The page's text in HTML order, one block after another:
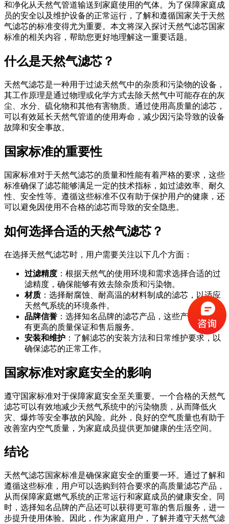
和净化从天然气管道输送到家庭使用的气体。为了保障家庭成
员的安全以及维护设备的正常运行，了解和遵循国家关于天然
气滤芯的标准变得尤为重要。本文将深入探讨天然气滤芯国家
标准的相关内容，帮助您更好地理解这一重要话题。
什么是天然气滤芯？
天然气滤芯是一种用于过滤天然气中的杂质和污染物的设备，
其工作原理是通过物理或化学方式去除天然气中可能存在的灰
尘、水分、硫化物和其他有害物质。通过使用高质量的滤芯，
可以有效延长天然气管道的使用寿命，减少因污染导致的设备
故障和安全事故。
国家标准的重要性
国家标准对于天然气滤芯的质量和性能有着严格的要求，这些
标准确保了滤芯能够满足一定的技术指标，如过滤效率、耐久
性、安全性等。遵循这些标准不仅有助于保护用户的健康，还
可以避免因使用不合格的滤芯而导致的安全隐患。
如何选择合适的天然气滤芯？
在选择天然气滤芯时，用户需要关注以下几个方面：
过滤精度 ：根据天然气的使用环境和需求选择合适的过
滤精度，确保能够有效去除杂质和污染物。
材质 ：选择耐腐蚀、耐高温的材料制成的滤芯，以适应
天然气系统的环境条件。
品牌信誉 ：选择知名品牌的滤芯产品，这些产品通常具
有更高的质量保证和售后服务。
安装和维护 ：了解滤芯的安装方法和日常维护要求，以
确保滤芯的正常工作。
国家标准对家庭安全的影响
遵守国家标准对于保障家庭安全至关重要。一个合格的天然气
滤芯可以有效地减少天然气系统中的污染物质，从而降低火
灾、爆炸等安全事故的风险。此外，良好的空气质量也有助于
改善室内空气质量，为家庭成员提供更加健康的生活空间。
结论
天然气滤芯国家标准是确保家庭安全的重要一环。通过了解和
遵循这些标准，用户可以选购到符合要求的高质量滤芯产品，
从而保障家庭燃气系统的正常运行和家庭成员的健康安全。同
时，选择知名品牌的产品还可以获得更可靠的售后服务，进一
步提升使用体验。因此，作为家庭用户，了解并遵守天然气滤